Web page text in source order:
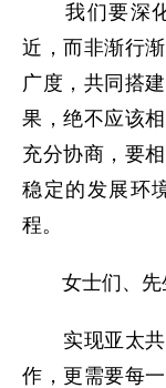
我们要深化
近，而非渐行
广度，共同搭
果，绝不应该
充分协商，要
稳定的发展环
程。
女士们、先
实现亚太共
作，更需要每